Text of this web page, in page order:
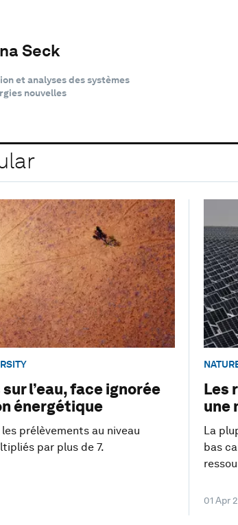
Seck
et analyses des systèmes
nouvelles
l’eau, face ignorée
énergétique
prélèvements au niveau
par plus de 7.
Les
une
La
bas
01 Apr